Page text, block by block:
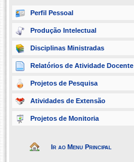
Perfil Pessoal
Produção Intelectual
Disciplinas Ministradas
Relatórios de Atividade Docente
Projetos de Pesquisa
Atividades de Extensão
Projetos de Monitoria
Ir ao Menu Principal